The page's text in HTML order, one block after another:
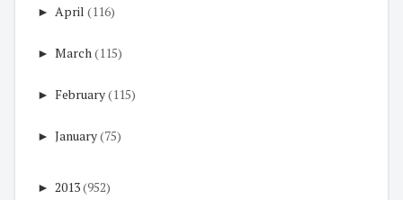
► April (116)
► March(115)
► February(115)
► January(75)
► 2013(952)